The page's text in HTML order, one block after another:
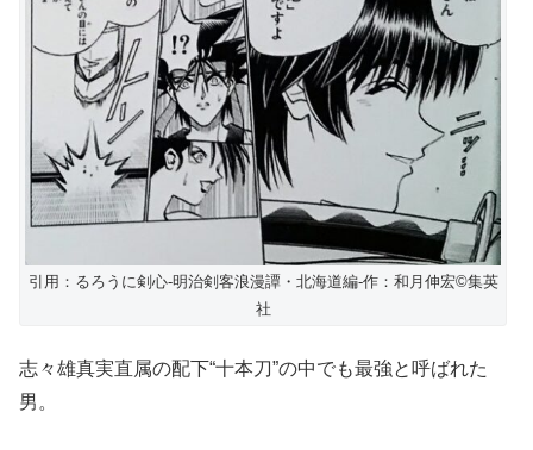
引用：るろうに剣心-明治剣客浪漫譚・北海道編-作：和月伸宏©︎集英
社
志々雄真実直属の配下“十本刀”の中でも最強と呼ばれた
男。